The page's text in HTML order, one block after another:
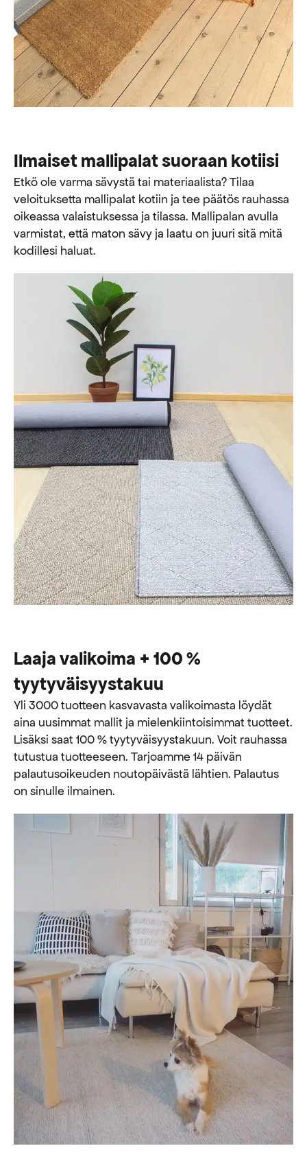
Ilmaiset mallipalat suoraan kotiisi
Etkö ole varma sävystä tai materiaalista? Tilaa
veloituksetta mallipalat kotiin ja tee päätös rauhassa
oikeassa valaistuksessa ja tilassa. Mallipalan avulla
varmistat, että maton sävy ja laatu on juuri sitä mitä
kodillesi haluat.
Laaja valikoima + 100 %
tyytyväisyystakuu
Yli 3000 tuotteen kasvavasta valikoimasta löydät
aina uusimmat mallit ja mielenkiintoisimmat tuotteet.
Lisäksi saat 100 % tyytyväisyystakuun. Voit rauhassa
tutustua tuotteeseen. Tarjoamme 14 päivän
palautusoikeuden noutopäivästä lähtien. Palautus
on sinulle ilmainen.